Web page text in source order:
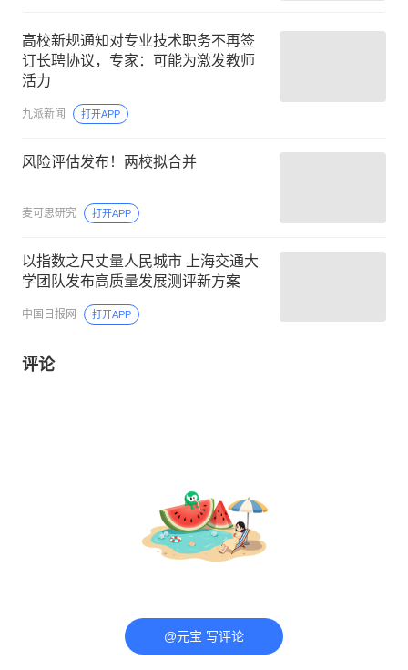
高校新规通知对专业技术职务不再签
订长聘协议，专家：可能为激发教师
活力
九派新闻 打开APP
风险评估发布！两校拟合并
麦可思研究 打开APP
以指数之尺丈量人民城市 上海交通大
学团队发布高质量发展测评新方案
中国日报网 打开APP
评论
@元宝 写评论